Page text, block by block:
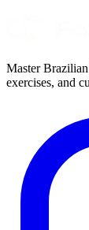
Master
exercises, and